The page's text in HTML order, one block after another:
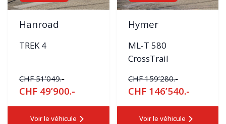
Hanroad
TREK 4
CHF 51’049.-
CHF 49’900.-
Voir le véhicule
Hymer
ML-T 580
CrossTrail
CHF 159’280.-
CHF 146’540.-
Voir le véhicule